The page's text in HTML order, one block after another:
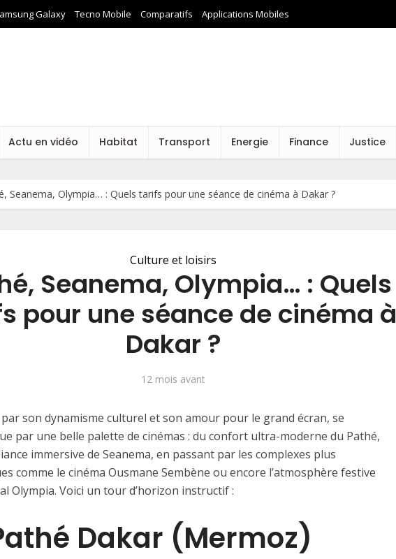
Galaxy Tecno Mobile Comparatifs Applications Mobiles
Actu en vidéo Habitat Transport Energie Finance Justice
Seanema, Olympia… : Quels tarifs pour une séance de cinéma à Dakar ?
Culture et loisirs
Seanema, Olympia… : Quels
pour une séance de cinéma à
Dakar ?
12 mois avant
son dynamisme culturel et son amour pour le grand écran, se
par une belle palette de cinémas : du confort ultra-moderne du Pathé,
immersive de Seanema, en passant par les complexes plus
comme le cinéma Ousmane Sembène ou encore l’atmosphère festive
Olympia. Voici un tour d’horizon instructif :
Dakar (Mermoz)